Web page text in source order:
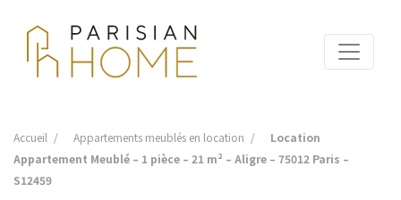
Accueil Appartements meublés en location
Location
Appartement Meublé – 1 pièce – 21 m² – Aligre – 75012 Paris –
S12459